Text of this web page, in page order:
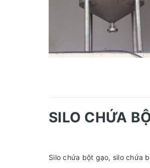
SILO CHỨA
Silo chứa bột gạo, silo chứa